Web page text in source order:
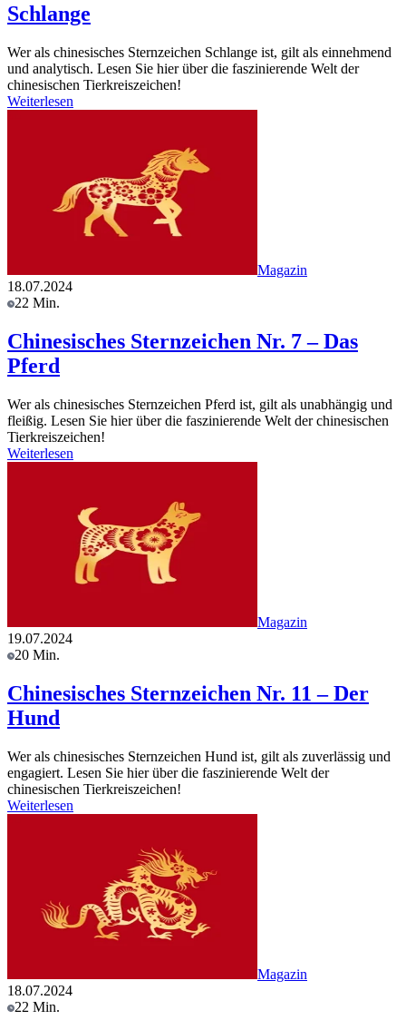
Schlange
Wer als chinesisches Sternzeichen Schlange ist, gilt als einnehmend
und analytisch. Lesen Sie hier über die faszinierende Welt der
chinesischen Tierkreiszeichen!
Weiterlesen
Magazin
18.07.2024
22 Min.
Chinesisches Sternzeichen Nr. 7 – Das
Pferd
Wer als chinesisches Sternzeichen Pferd ist, gilt als unabhängig und
fleißig. Lesen Sie hier über die faszinierende Welt der chinesischen
Tierkreiszeichen!
Weiterlesen
Magazin
19.07.2024
20 Min.
Chinesisches Sternzeichen Nr. 11 – Der
Hund
Wer als chinesisches Sternzeichen Hund ist, gilt als zuverlässig und
engagiert. Lesen Sie hier über die faszinierende Welt der
chinesischen Tierkreiszeichen!
Weiterlesen
Magazin
18.07.2024
22 Min.